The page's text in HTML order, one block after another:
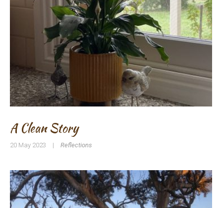
A Clean Story
20 May 2023 | Reflections